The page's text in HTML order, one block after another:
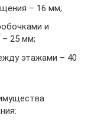
– 16 мм;
и
25 мм;
этажами – 40